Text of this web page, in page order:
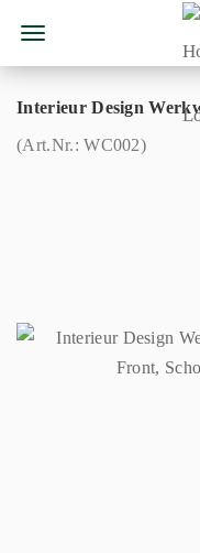
Interieur Design
(Art.Nr.:WC002)